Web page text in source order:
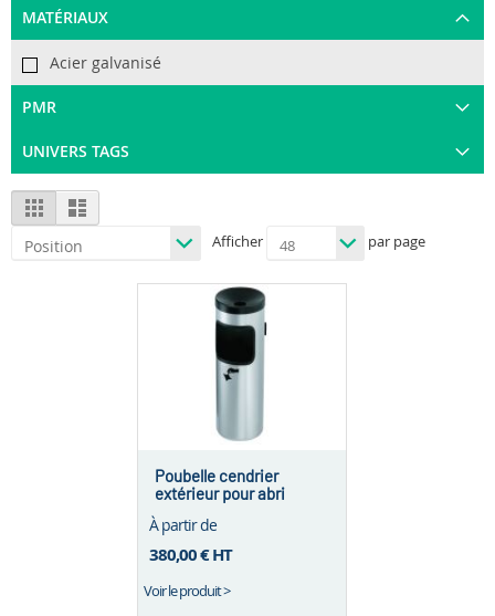
View
as
Grid List
Afficher par page
Poubelle cendrier
extérieur pour abri
À partir de
380,00 €HT
Voir le produit >
MATÉRIAUX
Acier galvanisé
PMR
UNIVERS TAGS